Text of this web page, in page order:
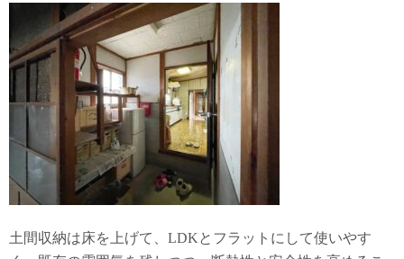
土間収納は床を上げて、LDKとフラットにして使いやす